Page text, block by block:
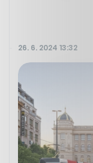
26. 6. 2024 13:32